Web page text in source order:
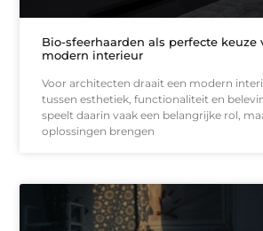
Bio-sfeerhaarden als perfecte keuze
modern interieur
Voor architecten draait een modern
tussen esthetiek, functionaliteit en
speelt daarin vaak een belangrijke rol,
oplossingen brengen